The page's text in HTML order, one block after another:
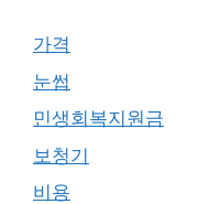
가격
눈썹
민생회복지원금
보청기
비용